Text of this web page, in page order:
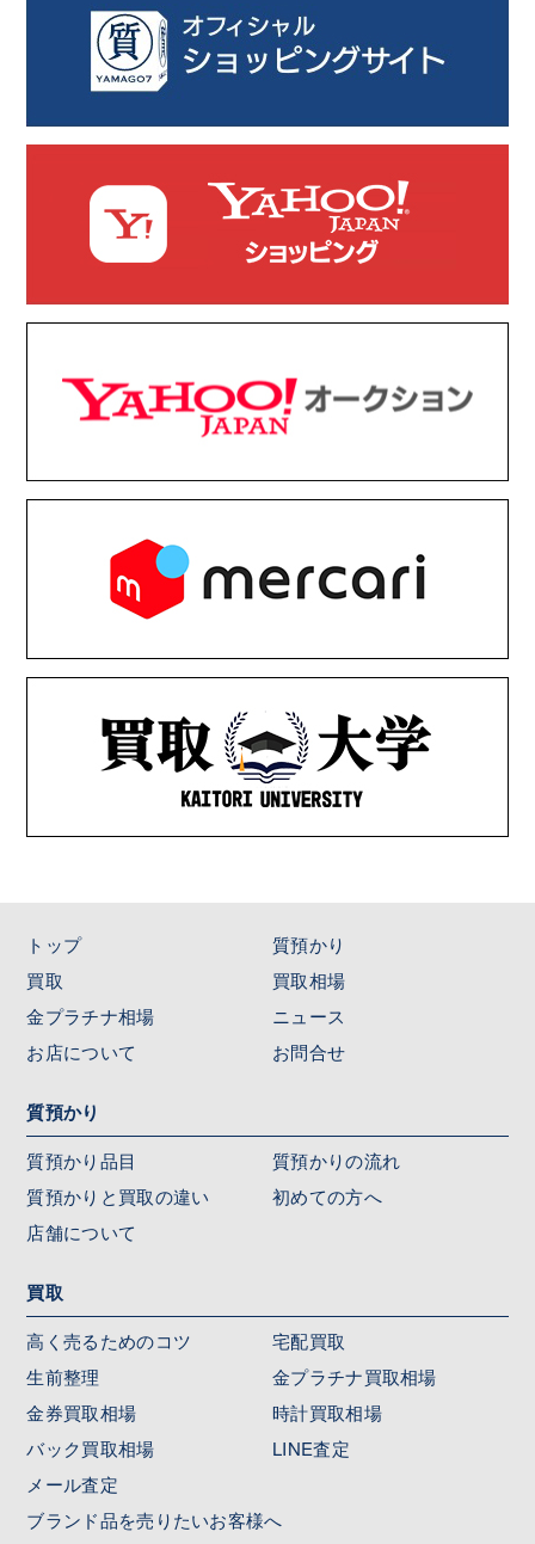
トップ
質預かり
買取
買取相場
金プラチナ相場
ニュース
お店について
お問合せ
質預かり
質預かり品目
質預かりの流れ
質預かりと買取の違い
初めての方へ
店舗について
買取
高く売るためのコツ
宅配買取
生前整理
金プラチナ買取相場
金券買取相場
時計買取相場
バック買取相場
LINE査定
メール査定
ブランド品を売りたいお客様へ